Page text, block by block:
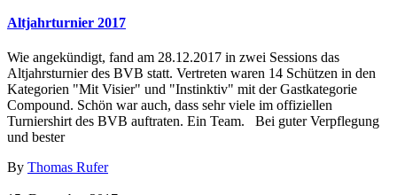
Altjahrturnier 2017
Wie angekündigt, fand am 28.12.2017 in zwei Sessions das
Altjahrsturnier des BVB statt. Vertreten waren 14 Schützen in den
Kategorien "Mit Visier" und "Instinktiv" mit der Gastkategorie
Compound. Schön war auch, dass sehr viele im offiziellen
Turniershirt des BVB auftraten. Ein Team. Bei guter Verpflegung
und bester
By Thomas Rufer